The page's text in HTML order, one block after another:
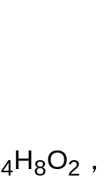
4H8O2 ，